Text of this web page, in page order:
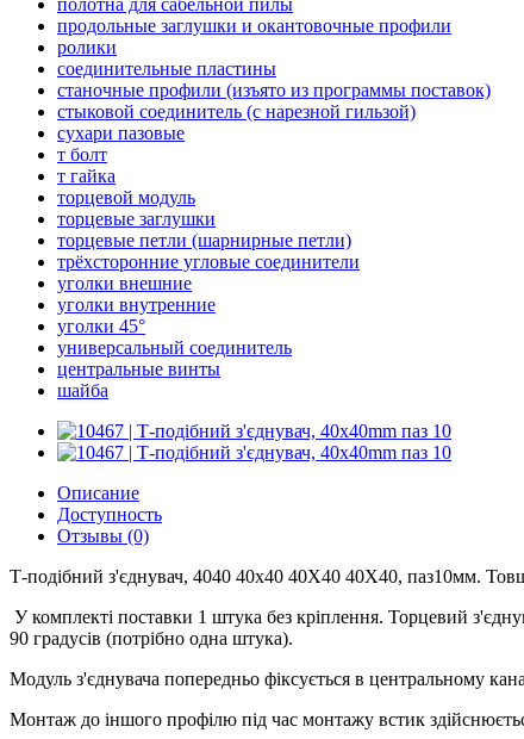
продольные заглушки и окантовочные профили
ролики
соединительные пластины
станочные профили (изъято из программы поставок)
стыковой соединитель (с нарезной гильзой)
сухари пазовые
т болт
т гайка
торцевой модуль
торцевые заглушки
торцевые петли (шарнирные петли)
трёхсторонние угловые соединители
уголки внешние
уголки внутренние
уголки 45°
универсальный соединитель
центральные винты
шайба
Описание
Доступность
Отзывы (0)
Т-подібний з'єднувач, 4040 40х40 40X40 40X40, паз10мм.
У комплекті поставки 1 штука без кріплення. Торцевий
90 градусів (потрібно одна штука).
Модуль з'єднувача попередньо фіксується в центральному
Монтаж до іншого профілю під час монтажу встик